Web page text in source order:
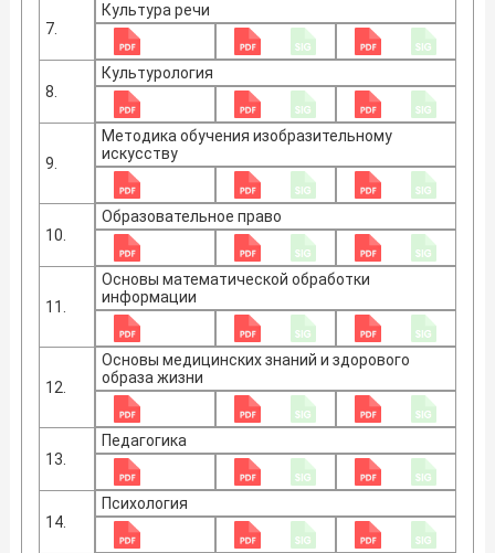
7.
Культура речи
8.
Культурология
9.
Методика обучения изобразительному
искусству
10.
Образовательное право
11.
Основы математической обработки
информации
12.
Основы медицинских знаний и здорового
образа жизни
13.
Педагогика
14.
Психология